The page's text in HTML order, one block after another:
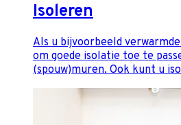
Isoleren
Als u bijvoorbeeld
om goede isolatie toe te
(spouw)muren. Ook kunt u